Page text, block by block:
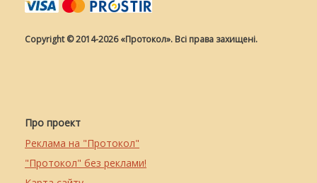
Copyright © 2014-2026 «Протокол». Всі права захищені.
Про проект
Реклама на "Протокол"
"Протокол" без реклами!